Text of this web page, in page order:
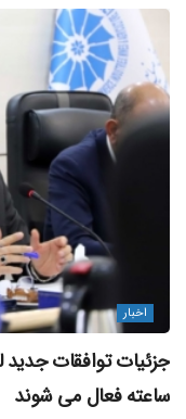
اخبار
ساعته فعال می‌ شوند